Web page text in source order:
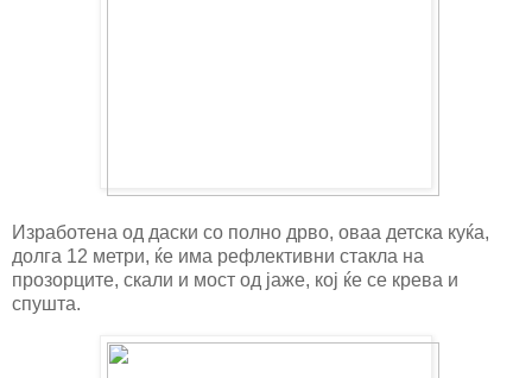
Изработена од даски со полно дрво, оваа детска куќа,
долга 12 метри, ќе има рефлективни стакла на
прозорците, скали и мост од јаже, кој ќе се крева и
спушта.